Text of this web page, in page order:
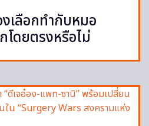
เลือกทำกับหมอ
โดยตรงหรือไม่